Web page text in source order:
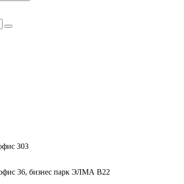
303
36, бизнес парк ЭЛМА В22